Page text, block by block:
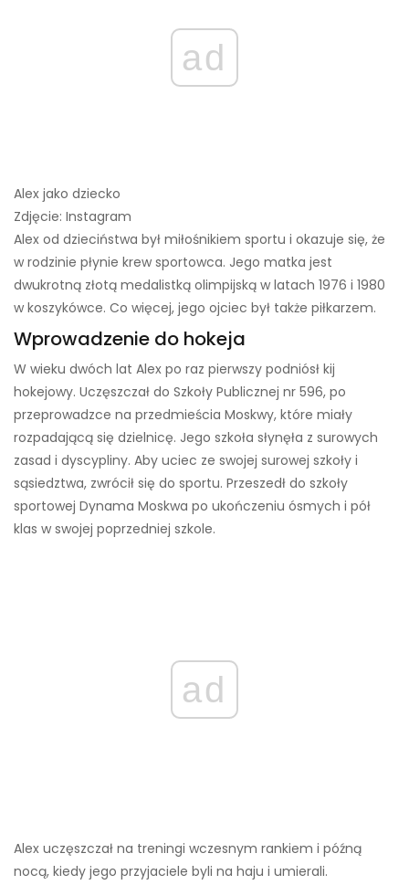
ad
Alex jako dziecko
Zdjęcie: Instagram
Alex od dzieciństwa był miłośnikiem sportu i okazuje się, że
w rodzinie płynie krew sportowca. Jego matka jest
dwukrotną złotą medalistką olimpijską w latach 1976 i 1980
w koszykówce. Co więcej, jego ojciec był także piłkarzem.
Wprowadzenie do hokeja
W wieku dwóch lat Alex po raz pierwszy podniósł kij
hokejowy. Uczęszczał do Szkoły Publicznej nr 596, po
przeprowadzce na przedmieścia Moskwy, które miały
rozpadającą się dzielnicę. Jego szkoła słynęła z surowych
zasad i dyscypliny. Aby uciec ze swojej surowej szkoły i
sąsiedztwa, zwrócił się do sportu. Przeszedł do szkoły
sportowej Dynama Moskwa po ukończeniu ósmych i pół
klas w swojej poprzedniej szkole.
ad
Alex uczęszczał na treningi wczesnym rankiem i późną
nocą, kiedy jego przyjaciele byli na haju i umierali.